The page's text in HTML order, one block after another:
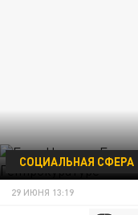
СОЦИАЛЬНАЯ СФЕРА
29 ИЮНЯ 13:19